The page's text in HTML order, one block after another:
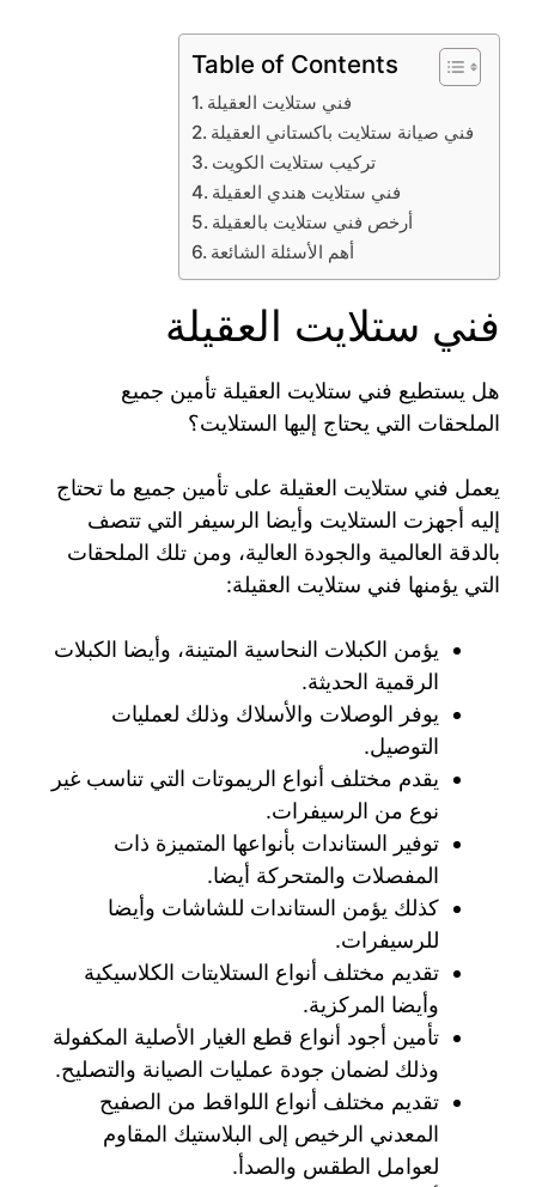
Table of Contents
فني ستلايت العقيلة
فني صيانة ستلايت باكستاني العقيلة
تركيب ستلايت الكويت
فني ستلايت هندي العقيلة
أرخص فني ستلايت بالعقيلة
أهم الأسئلة الشائعة
فني ستلايت العقيلة
هل يستطيع فني ستلايت العقيلة تأمين جميع
الملحقات التي يحتاج إليها الستلايت؟
يعمل فني ستلايت العقيلة على تأمين جميع ما تحتاج
إليه أجهزت الستلايت وأيضا الرسيفر التي تتصف
بالدقة العالمية والجودة العالية، ومن تلك الملحقات
التي يؤمنها فني ستلايت العقيلة:
يؤمن الكبلات النحاسية المتينة، وأيضا الكبلات
الرقمية الحديثة.
يوفر الوصلات والأسلاك وذلك لعمليات
التوصيل.
يقدم مختلف أنواع الريموتات التي تناسب غير
نوع من الرسيفرات.
توفير الستاندات بأنواعها المتميزة ذات
المفصلات والمتحركة أيضا.
كذلك يؤمن الستاندات للشاشات وأيضا
للرسيفرات.
تقديم مختلف أنواع الستلايتات الكلاسيكية
وأيضا المركزية.
تأمين أجود أنواع قطع الغيار الأصلية المكفولة
وذلك لضمان جودة عمليات الصيانة والتصليح.
تقديم مختلف أنواع اللواقط من الصفيح
المعدني الرخيص إلى البلاستيك المقاوم
لعوامل الطقس والصدأ.